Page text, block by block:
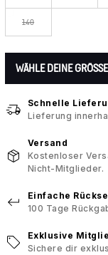
140
WÄHLE DEINE GRÖSSE
Schnelle
Lieferung
Versand
Kostenloser
Nicht-Mitglieder.
Einfache
100 Tage
Exklusive
Sichere dir